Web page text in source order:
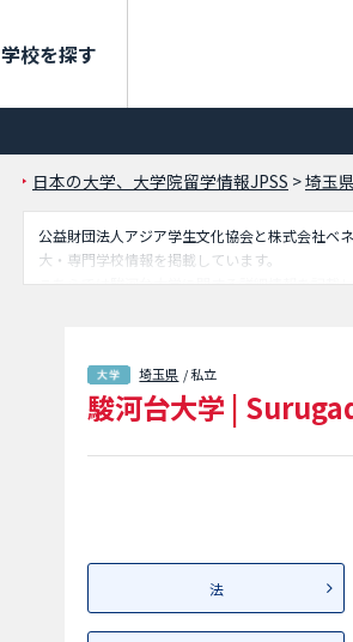
学校を探す
日本の大学、大学院留学情報JPSS >埼玉
公益財団法人アジア学生文化協会と株式会社ベ
大・専門学校情報を掲載しています。
こちらでは駿河台大学に関する詳細情報を記載
埼玉県 / 私立
駿河台大学 |
法